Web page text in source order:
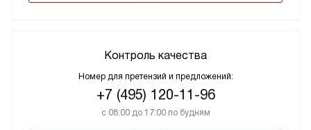
Контроль качества
Номер для претензий и предложений:
+7 (495) 120-11-96
с 08:00 до 17:00 по будням